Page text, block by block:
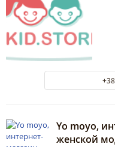
Yo moyo,
женской